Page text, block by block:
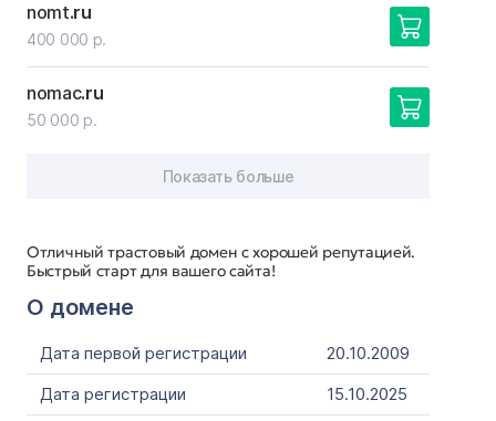
Отличный трастовый домен с хорошей репутацией.
Быстрый старт для вашего сайта!
О домене
Дата первой регистрации
20.10.2009
Дата регистрации
15.10.2025
nomt.ru
400 000 р.
nomac.ru
50 000 р.
Показать больше